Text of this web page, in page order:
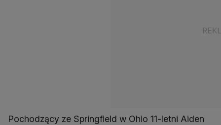
Pochodzący ze Springfield w Ohio 11-letni Aiden